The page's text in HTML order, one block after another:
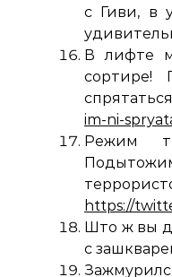
с Гиви, в
В лифте
im-ni-
Режим
https://
Што ж вы
с